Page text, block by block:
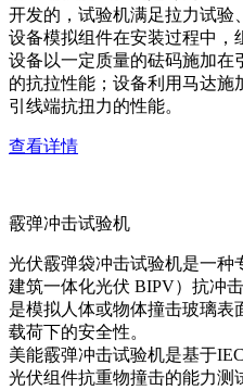
开发的，试验机满足拉力试验
设备模拟组件在安装过程中，
设备以一定质量的砝码施加在
的抗拉性能；设备利用马达施
引线端抗扭力的性能。
查看详情
霰弹冲击试验机
光伏霰弹袋冲击试验机是一种
建筑一体化光伏 BIPV）抗冲
是模拟人体或物体撞击玻璃
载荷下的安全性。
美能霰弹冲击试验机是基于
光伏组件抗重物撞击的能力测